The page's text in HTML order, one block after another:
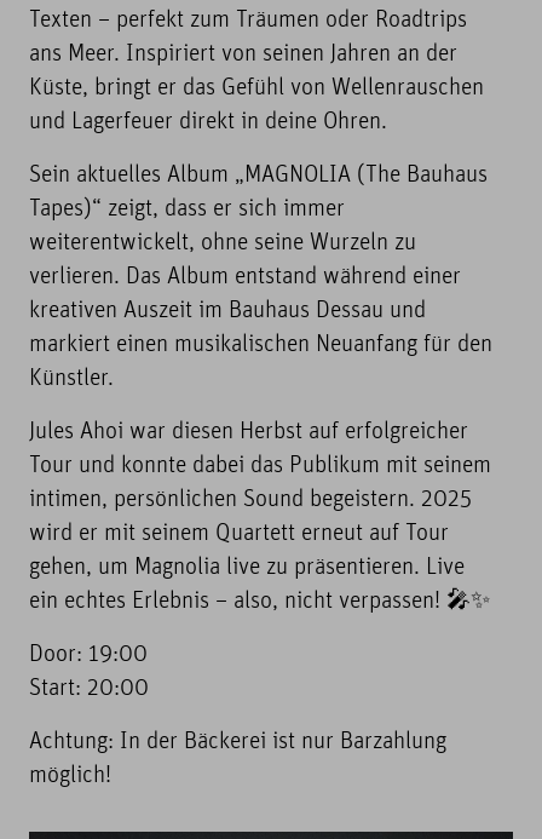
Texten – perfekt zum Träumen oder Roadtrips
ans Meer. Inspiriert von seinen Jahren an der
Küste, bringt er das Gefühl von Wellenrauschen
und Lagerfeuer direkt in deine Ohren.
Sein aktuelles Album „MAGNOLIA (The Bauhaus
Tapes)“ zeigt, dass er sich immer
weiterentwickelt, ohne seine Wurzeln zu
verlieren. Das Album entstand während einer
kreativen Auszeit im Bauhaus Dessau und
markiert einen musikalischen Neuanfang für den
Künstler.
Jules Ahoi war diesen Herbst auf erfolgreicher
Tour und konnte dabei das Publikum mit seinem
intimen, persönlichen Sound begeistern. 2025
wird er mit seinem Quartett erneut auf Tour
gehen, um Magnolia live zu präsentieren. Live
ein echtes Erlebnis – also, nicht verpassen! 🎤✨
Door: 19:00
Start: 20:00
Achtung: In der Bäckerei ist nur Barzahlung
möglich!